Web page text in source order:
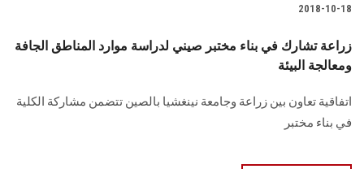
2018-10-18
زراعة تشارك في بناء مختبر صيني لدراسة موارد المناطق الجافة
ومعالجة البيئة
اتفاقية تعاون بين زراعة وجامعة نينغشيا بالصين تتضمن مشاركة الكلية
في بناء مختبر